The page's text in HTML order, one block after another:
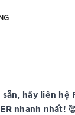
hãy liên hệ
nhanh nhất!